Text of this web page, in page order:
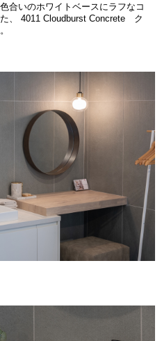
合いのホワイトベースにラフなコ
、 4011 Cloudburst Concrete ク